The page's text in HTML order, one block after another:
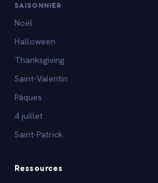
SAISONNIER
Noël
Halloween
Thanksgiving
Saint-Valentin
Pâques
4 juillet
Saint-Patrick
Ressources